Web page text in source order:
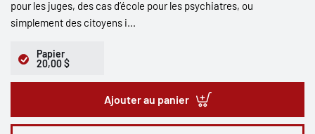
pour les juges, des cas d’école pour les psychiatres, ou
simplement des citoyens i...
Papier
20,00 $
Ajouter au panier